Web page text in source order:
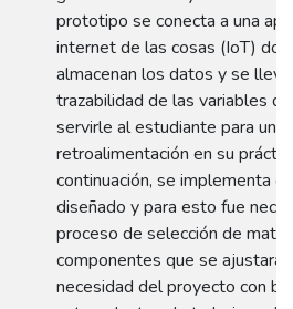
prototipo se conecta a una
internet de las cosas (IoT)
almacenan los datos y se
trazabilidad de las variables
servirle al estudiante para una
retroalimentación en su
continuación, se implementa
diseñado y para esto fue
proceso de selección de
componentes que se
necesidad del proyecto con